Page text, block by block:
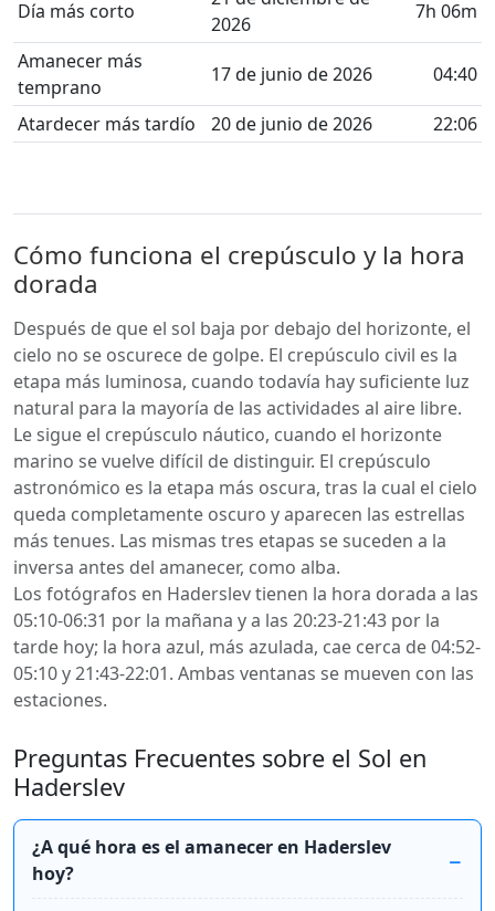
Día más corto
2026
7h 06m
Amanecer más
temprano
17 de junio de 2026 04:40
Atardecer más tardío 20 de junio de 2026 22:06
Cómo funciona el crepúsculo y la hora
dorada
Después de que el sol baja por debajo del horizonte, el
cielo no se oscurece de golpe. El crepúsculo civil es la
etapa más luminosa, cuando todavía hay suficiente luz
natural para la mayoría de las actividades al aire libre.
Le sigue el crepúsculo náutico, cuando el horizonte
marino se vuelve difícil de distinguir. El crepúsculo
astronómico es la etapa más oscura, tras la cual el cielo
queda completamente oscuro y aparecen las estrellas
más tenues. Las mismas tres etapas se suceden a la
inversa antes del amanecer, como alba.
Los fotógrafos en Haderslev tienen la hora dorada a las
05:10-06:31 por la mañana y a las 20:23-21:43 por la
tarde hoy; la hora azul, más azulada, cae cerca de 04:52-
05:10 y 21:43-22:01. Ambas ventanas se mueven con las
estaciones.
Preguntas Frecuentes sobre el Sol en
Haderslev
¿A qué hora es el amanecer en Haderslev
hoy?